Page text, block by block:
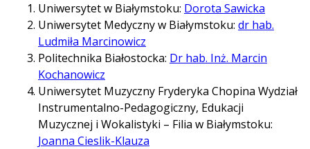
Uniwersytet w Białymstoku: Dorota Sawicka
Uniwersytet Medyczny w Białymstoku: dr hab.
Ludmiła Marcinowicz
Politechnika Białostocka: Dr hab. Inż. Marcin
Kochanowicz
Uniwersytet Muzyczny Fryderyka Chopina Wydział
Instrumentalno-Pedagogiczny, Edukacji
Muzycznej i Wokalistyki – Filia w Białymstoku:
Joanna Cieslik-Klauza